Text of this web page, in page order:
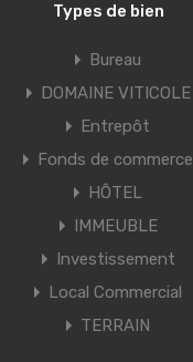
Types de bien
Bureau
DOMAINE VITICOLE
Entrepôt
Fonds de commerce
HÔTEL
IMMEUBLE
Investissement
Local Commercial
TERRAIN